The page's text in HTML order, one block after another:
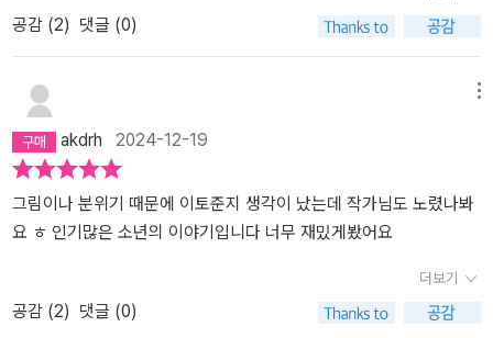
공감 (2) 댓글 (0)
akdrh 2024-12-19
그림이나 분위기 때문에 이토준지 생각이 났는데 작가님도 노렸나봐
요 ㅎ 인기많은 소년의 이야기입니다 너무 재밌게봤어요
더보기
공감 (2) 댓글 (0)